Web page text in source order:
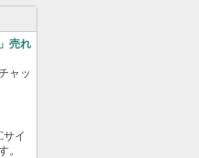
売れ
ャッ
サイ
。